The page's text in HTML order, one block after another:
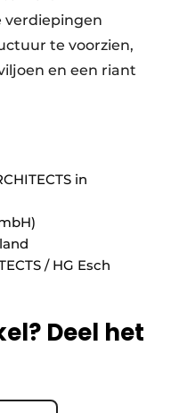
te voorzien,
en een riant
in
/ HG Esch
Deel het